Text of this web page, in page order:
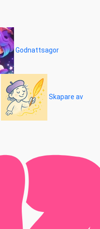
Godnattsagor
Skapare av